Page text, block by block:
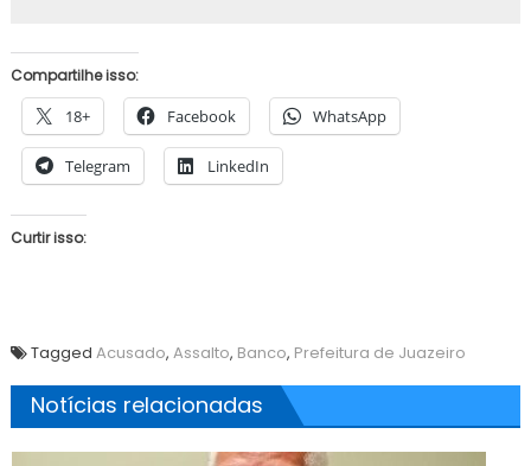
Compartilhe isso:
18+ Facebook WhatsApp
Telegram LinkedIn
Curtir isso:
Tagged Acusado, Assalto, Banco, Prefeitura de Juazeiro
Notícias relacionadas